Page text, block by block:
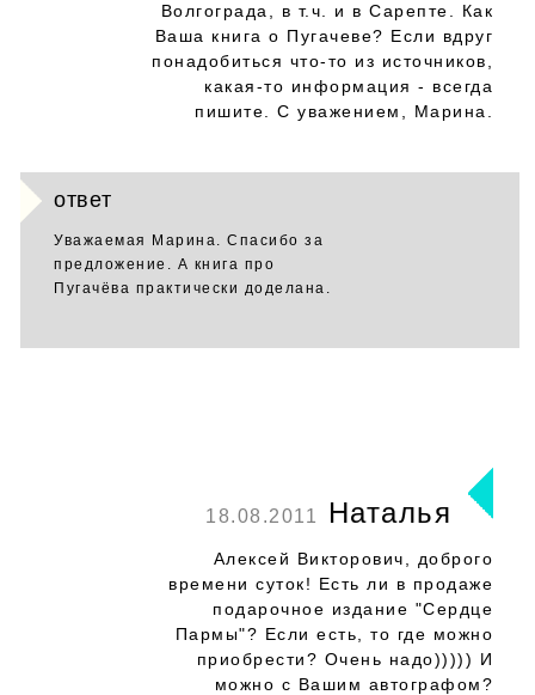
Волгограда, в т.ч. и в Сарепте. Как
Ваша книга о Пугачеве? Если вдруг
понадобиться что-то из источников,
какая-то информация - всегда
пишите. С уважением, Марина.
ответ
Уважаемая Марина. Спасибо за
предложение. А книга про
Пугачёва практически доделана.
18.08.2011 Наталья
Алексей Викторович, доброго
времени суток! Есть ли в продаже
подарочное издание "Сердце
Пармы"? Если есть, то где можно
приобрести? Очень надо))))) И
можно с Вашим автографом?